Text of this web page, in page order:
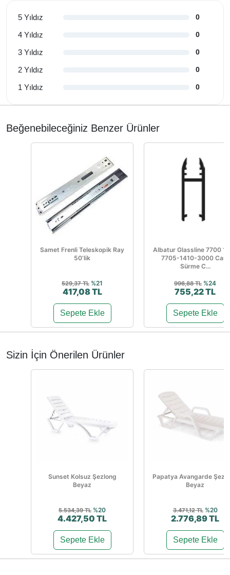
5 Yıldız 0
4 Yıldız 0
3 Yıldız 0
2 Yıldız 0
1 Yıldız 0
Beğenebileceğiniz Benzer Ürünler
Samet Frenli Teleskopik Ray
50’lik
529,37 TL %21
417,08 TL
Sepete Ekle
Albatur Glassline 7700
7705-1410-3000 Cam
Sürme C...
996,88 TL %24
755,22 TL
Sepete Ekle
Sizin İçin Önerilen Ürünler
Sunset Kolsuz Şezlong
Beyaz
5.534,39 TL %20
4.427,50 TL
Sepete Ekle
Papatya Avangarde
Beyaz
3.471,12 TL %20
2.776,89 TL
Sepete Ekle